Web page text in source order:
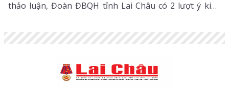
thảo luận, Đoàn ĐBQH tỉnh Lai Châu có 2 lượt ý kiến